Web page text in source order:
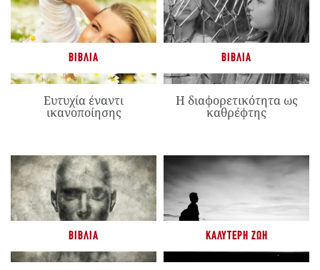
ΒΙΒΛΊΑ
Ευτυχία έναντι
ικανοποίησης
ΒΙΒΛΊΑ
Η διαφορετικότητα ως
καθρέφτης
ΒΙΒΛΊΑ ΚΑΛΎΤΕΡΗ ΖΩΉ